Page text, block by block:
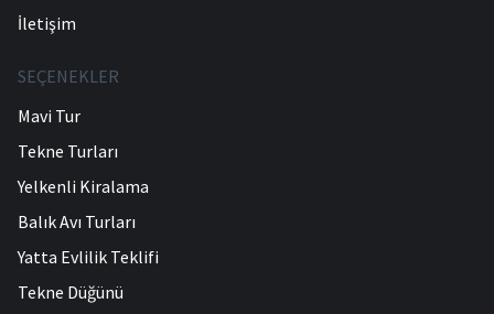
İletişim
SEÇENEKLER
Mavi Tur
Tekne Turları
Yelkenli Kiralama
Balık Avı Turları
Yatta Evlilik Teklifi
Tekne Düğünü